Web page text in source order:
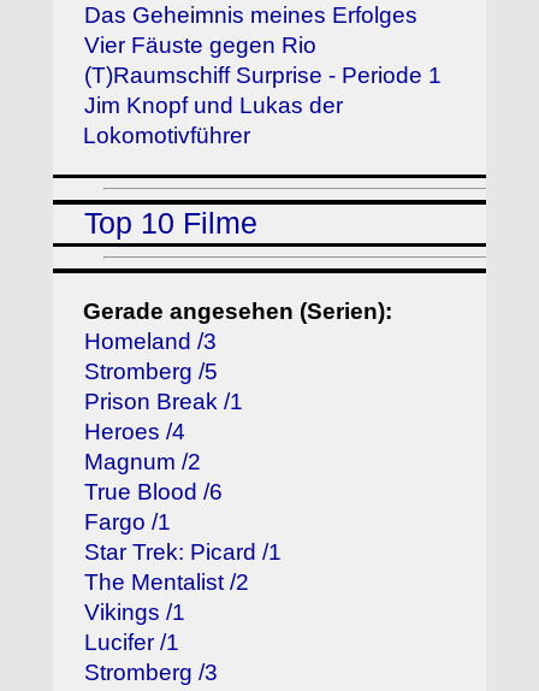
Das Geheimnis meines Erfolges
Vier Fäuste gegen Rio
(T)Raumschiff Surprise - Periode 1
Jim Knopf und Lukas der
Lokomotivführer
Top 10 Filme
Gerade angesehen (Serien):
Homeland /3
Stromberg /5
Prison Break /1
Heroes /4
Magnum /2
True Blood /6
Fargo /1
Star Trek: Picard /1
The Mentalist /2
Vikings /1
Lucifer /1
Stromberg /3